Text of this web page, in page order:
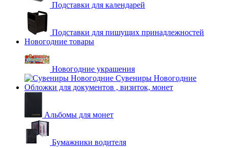
Подставки для календарей
Подставки для пишущих принадлежностей
Новогодние товары
Новогодние украшения
Сувениры Новогодние
Обложки для документов , визиток, монет
Альбомы для монет
Бумажники водителя